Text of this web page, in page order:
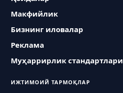
Макфийлик
Бизнинг иловалар
Реклама
Муҳаррирлик стандартлари
ИЖТИМОИЙ ТАРМОҚЛАР